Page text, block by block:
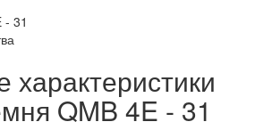
- 31
характеристики
QMB 4E - 31